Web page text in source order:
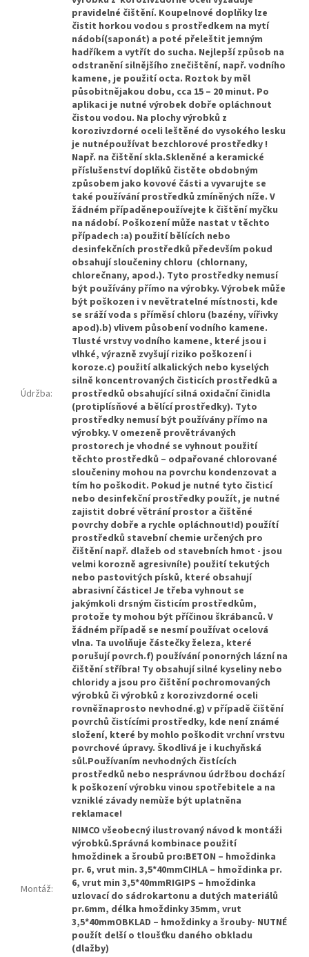
Údržba:
pravidelné čištění. Koupelnové doplňky lze
čistit horkou vodou s prostředkem na mytí
nádobí(saponát) a poté přeleštit jemným
hadříkem a vytřít do sucha. Nejlepší způsob na
odstranění silnějšího znečištění, např. vodního
kamene, je použití octa. Roztok by měl
působitnějakou dobu, cca 15 – 20 minut. Po
aplikaci je nutné výrobek dobře opláchnout
čistou vodou. Na plochy výrobků z
korozivzdorné oceli leštěné do vysokého lesku
je nutnépoužívat bezchlorové prostředky !
Např. na čištění skla.Skleněné a keramické
příslušenství doplňků čistěte obdobným
způsobem jako kovové části a vyvarujte se
také používání prostředků zmíněných níže. V
žádném případěnepoužívejte k čištění myčku
na nádobí. Poškození může nastat v těchto
případech :a) použití bělících nebo
desinfekčních prostředků především pokud
obsahují sloučeniny chloru (chlornany,
chlorečnany, apod.). Tyto prostředky nemusí
být používány přímo na výrobky. Výrobek může
být poškozen i v nevětratelné místnosti, kde
se sráží voda s příměsí chloru (bazény, vířivky
apod).b) vlivem působení vodního kamene.
Tlusté vrstvy vodního kamene, které jsou i
vlhké, výrazně zvyšují riziko poškození i
koroze.c) použití alkalických nebo kyselých
silně koncentrovaných čisticích prostředků a
prostředků obsahující silná oxidační činidla
(protiplísňové a bělící prostředky). Tyto
prostředky nemusí být používány přímo na
výrobky. V omezeně provětrávaných
prostorech je vhodné se vyhnout použití
těchto prostředků – odpařované chlorované
sloučeniny mohou na povrchu kondenzovat a
tím ho poškodit. Pokud je nutné tyto čisticí
nebo desinfekční prostředky použít, je nutné
zajistit dobré větrání prostor a čištěné
povrchy dobře a rychle opláchnout!d) použítí
prostředků stavební chemie určených pro
čištění např. dlažeb od stavebních hmot - jsou
velmi korozně agresivní!e) použití tekutých
nebo pastovitých písků, které obsahují
abrasivní částice! Je třeba vyhnout se
jakýmkoli drsným čisticím prostředkům,
protože ty mohou být příčinou škrábanců. V
žádném případě se nesmí používat ocelová
vlna. Ta uvolňuje částečky železa, které
porušují povrch.f) používání ponorných lázní na
čištění stříbra! Ty obsahují silné kyseliny nebo
chloridy a jsou pro čištění pochromovaných
výrobků či výrobků z korozivzdorné oceli
rovněžnaprosto nevhodné.g) v případě čištění
povrchů čistícími prostředky, kde není známé
složení, které by mohlo poškodit vrchní vrstvu
povrchové úpravy. Škodlivá je i kuchyňská
sůl.Používaním nevhodných čistících
prostředků nebo nesprávnou údržbou dochází
k poškození výrobku vinou spotřebitele a na
vzniklé závady nemùže být uplatněna
reklamace!
Montáž:
NIMCO všeobecný ilustrovaný návod k montáži
výrobků.Správná kombinace použití
hmoždinek a šroubů pro:BETON – hmoždinka
pr. 6, vrut min. 3,5*40mmCIHLA – hmoždinka pr.
6, vrut min 3,5*40mmRIGIPS – hmoždinka
uzlovací do sádrokartonu a dutých materiálů
pr.6mm, délka hmoždinky 35mm, vrut
3,5*40mmOBKLAD – hmoždinky a šrouby- NUTNÉ
použít delší o tloušťku daného obkladu
(dlažby)